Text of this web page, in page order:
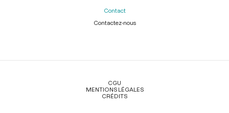
Contact
Contactez-nous
Légal
CGU
MENTIONS LÉGALES
CRÉDITS